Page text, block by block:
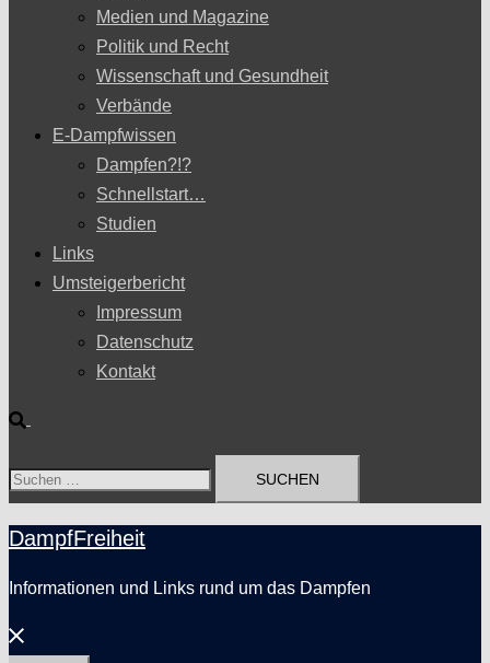
Medien und Magazine
Politik und Recht
Wissenschaft und Gesundheit
Verbände
E-Dampfwissen
Dampfen?!?
Schnellstart…
Studien
Links
Umsteigerbericht
Impressum
Datenschutz
Kontakt
Suche
Suchen
DampfFreiheit
Informationen und Links rund um das Dampfen
Menü
schließen